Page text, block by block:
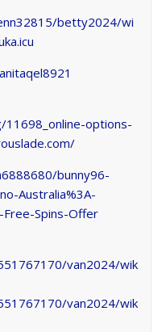
betty2024/wi
options-
bunny96-
Australia%3A-
Spins-Offer
van2024/wik
van2024/wik